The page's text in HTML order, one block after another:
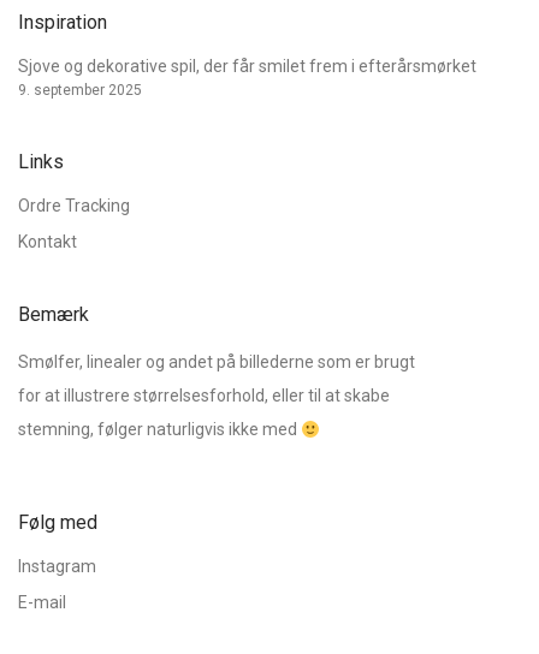
Inspiration
Sjove og dekorative spil, der får smilet frem i efterårsmørket
9. september 2025
Links
Ordre Tracking
Kontakt
Bemærk
Smølfer, linealer og andet på billederne som er brugt
for at illustrere størrelsesforhold, eller til at skabe
stemning, følger naturligvis ikke med
Følg med
Instagram
E-mail